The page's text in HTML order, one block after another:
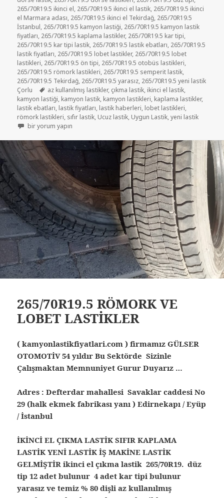
265/70R19.5 ikinci el, 265/70R19.5 ikinci el lastik, 265/70R19.5 ikinci
el Marmara adası, 265/70R19.5 ikinci el Tekirdağ, 265/70R19.5
İstanbul, 265/70R19.5 kamyon lastiği, 265/70R19.5 kamyon lastik
fiyatları, 265/70R19.5 kaplama lastikler, 265/70R19.5 kar tipi,
265/70R19.5 kar tipi lastik, 265/70R19.5 lastik ebatları, 265/70R19.5
lastik fiyatları, 265/70R19.5 lobet lastikler, 265/70R19.5 lobet
lastikleri, 265/70R19.5 ön tipi, 265/70R19.5 otobüs lastikleri,
265/70R19.5 römork lastikleri, 265/70R19.5 semperit lastik,
265/70R19.5 Tekirdağ, 265/70R19.5 yarasız, 265/70R19.5 yeni lastik
Çorlu
Etiketler
az kullanılmış lastikler, çıkma lastik, ikinci el lastik,
kamyon lastiği, kamyon lastik, kamyon lastikleri, kaplama lastikler,
lastik ebatları, lastik fiyatları, lastik haberleri, lobet lastikleri,
römork lastikleri, sıfır lastik, Ucuz lastik, Uygun Lastik,yeni lastik
265/70R19.5 İKİNCİ EL ÇIKMA LOBET LASTİKLER için
bir yorum yapın
265/70R19.5 RÖMORK VE
LOBET LASTİKLER
( kamyonlastikfiyatlari.com ) firmamız GÜLSER
OTOMOTİV 54 yıldır Bu Sektörde Sizinle
Çalışmaktan Memnuniyet Gurur Duyarız …
Adres : Defterdar mahallesi Savaklar caddesi No
29 (halk ekmek fabrikası yanı ) Edirnekapı / Eyüp
/ İstanbul
İKİNCİ EL ÇIKMA LASTİK SIFIR KAPLAMA
LASTİK YENİ LASTİK İŞ MAKİNE LASTİK
GELMİŞTİR ikinci el çıkma lastik 265/70R19. düz
tip 12 adet bulunur 4 adet kar tipi bulunur
yarasız ve temiz % 80 dişli az kullanılmış